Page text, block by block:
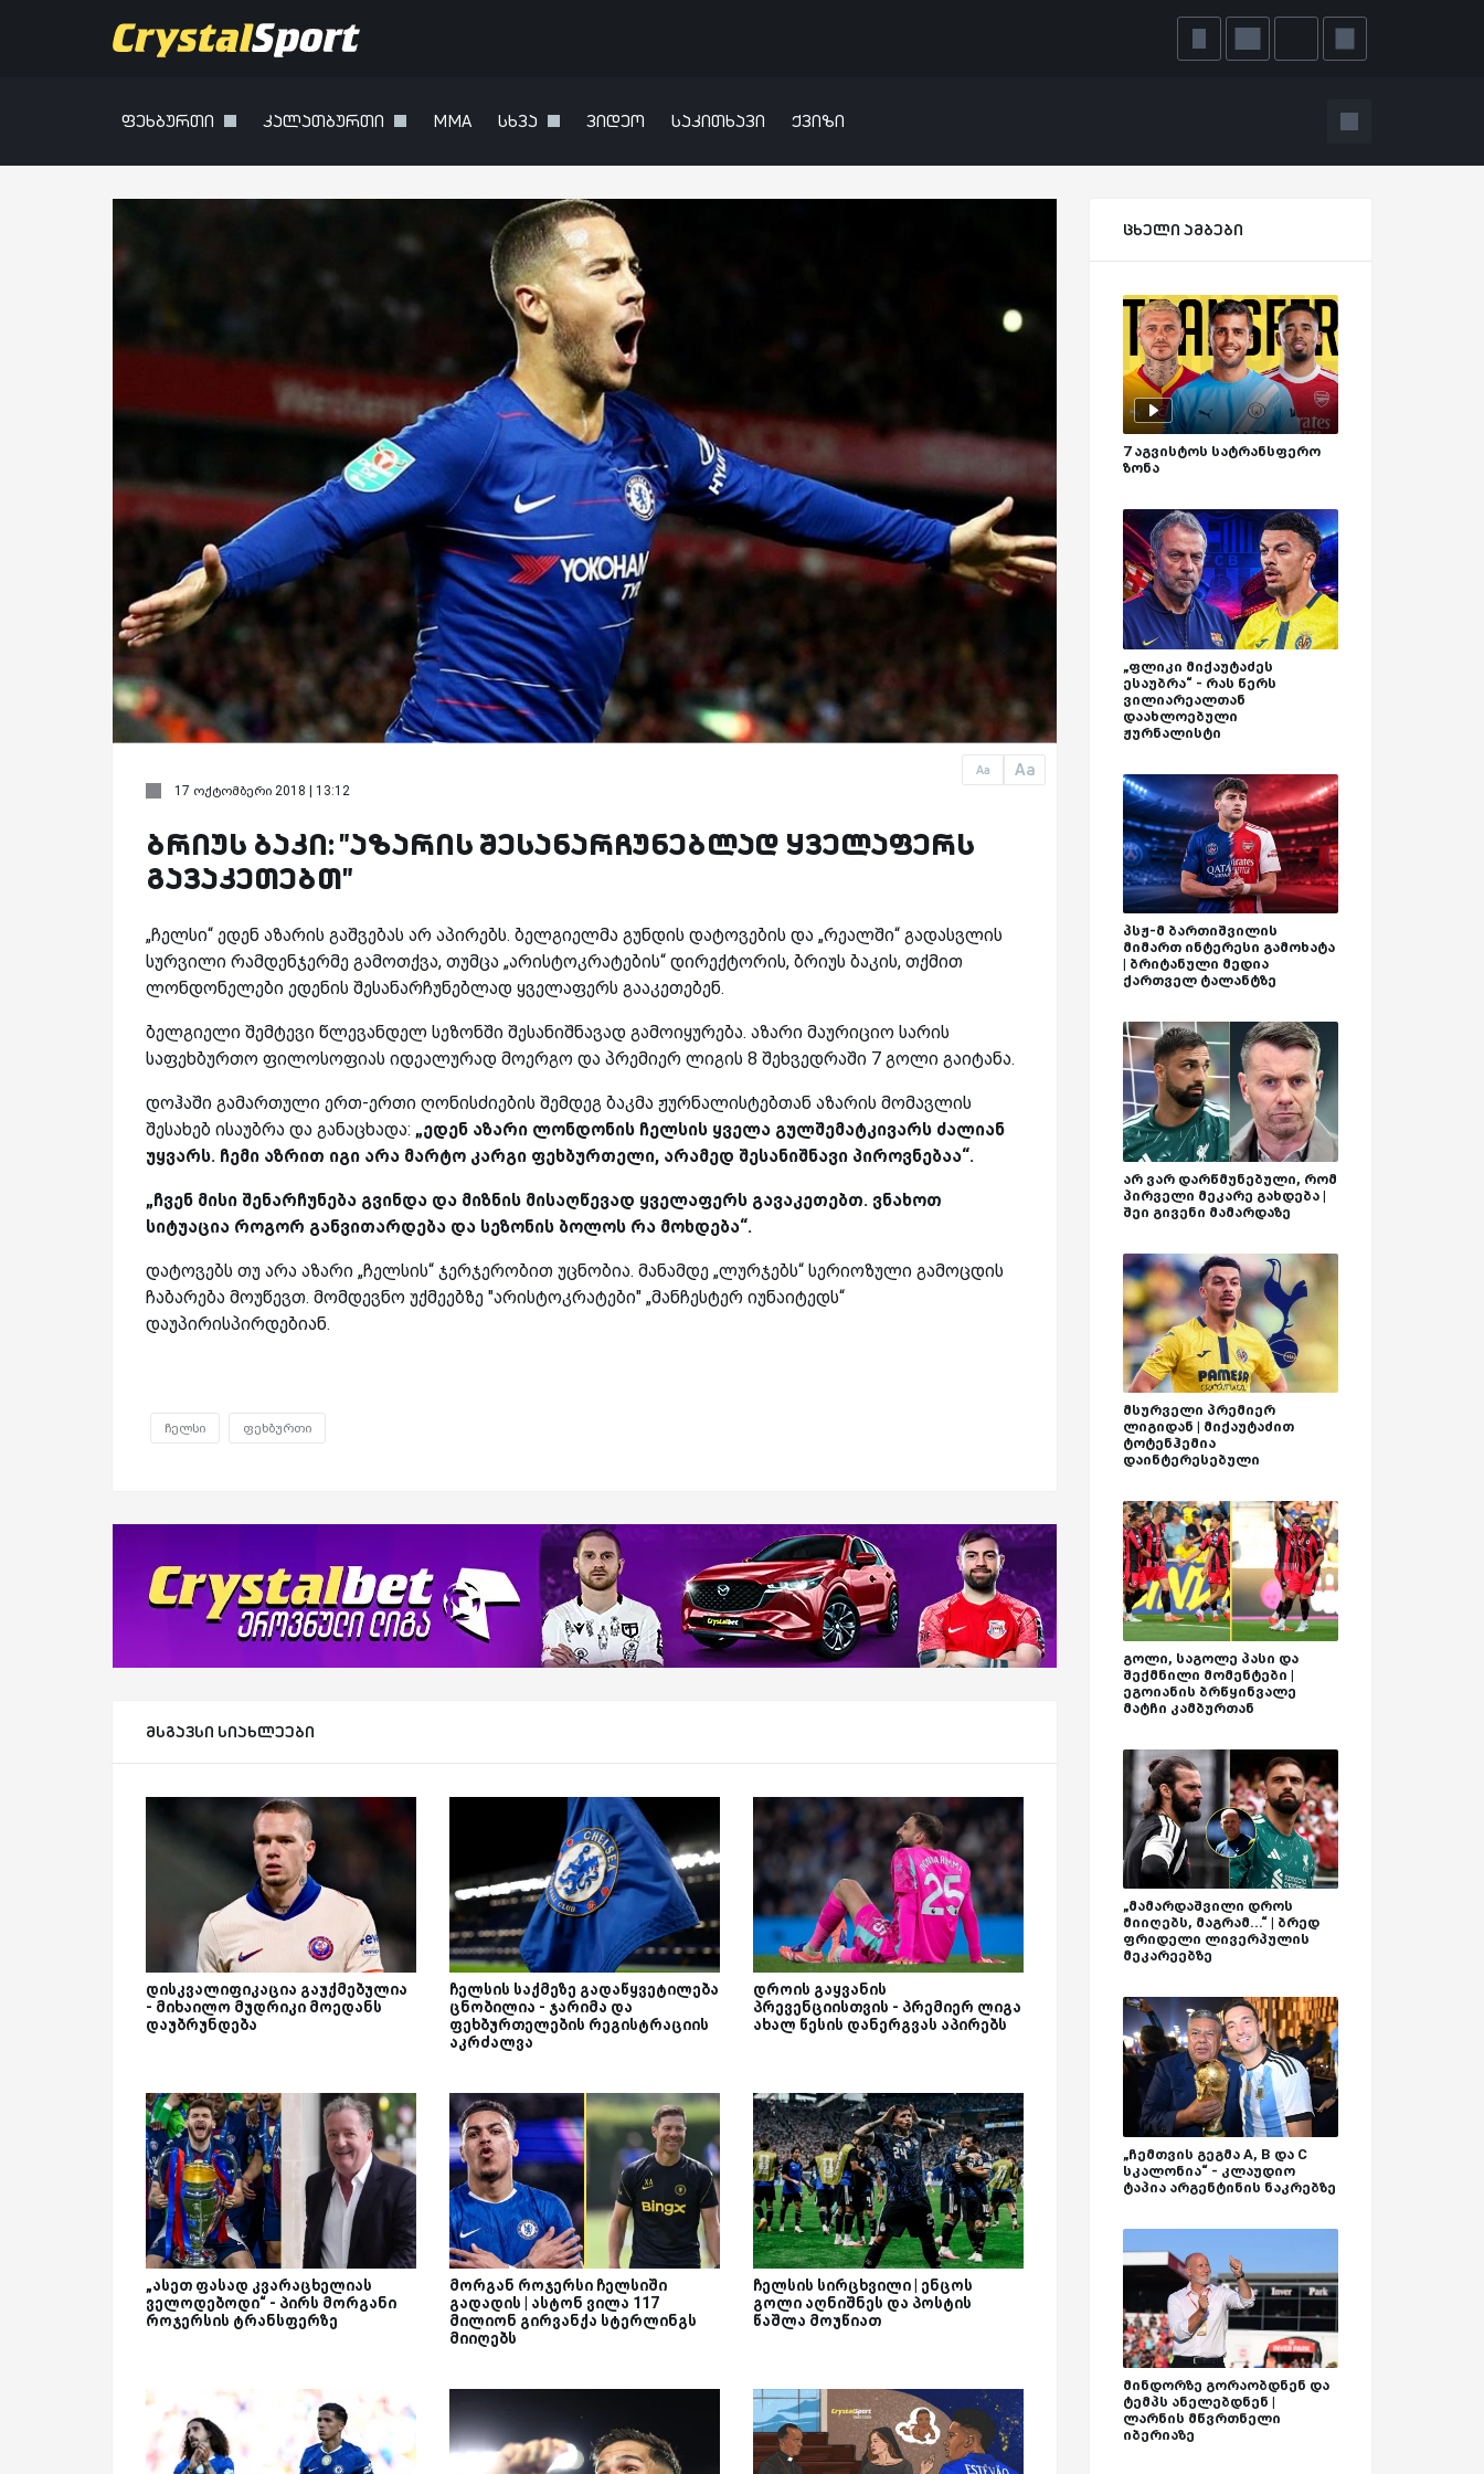
ფეხბურთი კალათბურთი MMA სხვა ვიდეო საკითხავი ქვიზი
Aa Aa
17 ოქტომბერი 2018 | 13:12
ბრიუს ბაკი: "აზარის შესანარჩუნებლად ყველაფერს
გავაკეთებთ"
„ჩელსი“ ედენ აზარის გაშვებას არ აპირებს. ბელგიელმა გუნდის დატოვების და „რეალში“ გადასვლის
სურვილი რამდენჯერმე გამოთქვა, თუმცა „არისტოკრატების“ დირექტორის, ბრიუს ბაკის, თქმით
ლონდონელები ედენის შესანარჩუნებლად ყველაფერს გააკეთებენ.
ბელგიელი შემტევი წლევანდელ სეზონში შესანიშნავად გამოიყურება. აზარი მაურიციო სარის
საფეხბურთო ფილოსოფიას იდეალურად მოერგო და პრემიერ ლიგის 8 შეხვედრაში 7 გოლი გაიტანა.
დოჰაში გამართული ერთ-ერთი ღონისძიების შემდეგ ბაკმა ჟურნალისტებთან აზარის მომავლის
შესახებ ისაუბრა და განაცხადა: „ედენ აზარი ლონდონის ჩელსის ყველა გულშემატკივარს ძალიან
უყვარს. ჩემი აზრით იგი არა მარტო კარგი ფეხბურთელი, არამედ შესანიშნავი პიროვნებაა“.
„ჩვენ მისი შენარჩუნება გვინდა და მიზნის მისაღწევად ყველაფერს გავაკეთებთ. ვნახოთ
სიტუაცია როგორ განვითარდება და სეზონის ბოლოს რა მოხდება“.
დატოვებს თუ არა აზარი „ჩელსის“ ჯერჯერობით უცნობია. მანამდე „ლურჯებს“ სერიოზული გამოცდის
ჩაბარება მოუწევთ. მომდევნო უქმეებზე "არისტოკრატები" „მანჩესტერ იუნაიტედს“
დაუპირისპირდებიან.
ჩელსი ფეხბურთი
მსგავსი სიახლეები
დისკვალიფიკაცია გაუქმებულია
- მიხაილო მუდრიკი მოედანს
დაუბრუნდება
ჩელსის საქმეზე გადაწყვეტილება
ცნობილია - ჯარიმა და
ფეხბურთელების რეგისტრაციის
აკრძალვა
დროის გაყვანის
პრევენციისთვის - პრემიერ ლიგა
ახალ წესის დანერგვას აპირებს
„ასეთ ფასად კვარაცხელიას
ველოდებოდი“ - პირს მორგანი
როჯერსის ტრანსფერზე
მორგან როჯერსი ჩელსიში
გადადის | ასტონ ვილა 117
მილიონ გირვანქა სტერლინგს
მიიღებს
ჩელსის სირცხვილი | ენცოს
გოლი აღნიშნეს და პოსტის
წაშლა მოუწიათ
ცხელი ამბები
7 აგვისტოს სატრანსფერო
ზონა
„ფლიკი მიქაუტაძეს
ესაუბრა“ - რას წერს
ვილიარეალთან
დაახლოებული
ჟურნალისტი
პსჟ-მ ბართიშვილის
მიმართ ინტერესი გამოხატა
| ბრიტანული მედია
ქართველ ტალანტზე
არ ვარ დარწმუნებული, რომ
პირველი მეკარე გახდება |
შეი გივენი მამარდაზე
მსურველი პრემიერ
ლიგიდან | მიქაუტაძით
ტოტენჰემია
დაინტერესებული
გოლი, საგოლე პასი და
შექმნილი მომენტები |
ეგოიანის ბრწყინვალე
მატჩი კამბურთან
„მამარდაშვილი დროს
მიიღებს, მაგრამ...“ | ბრედ
ფრიდელი ლივერპულის
მეკარეებზე
„ჩემთვის გეგმა A, B და C
სკალონია“ - კლაუდიო
ტაპია არგენტინის ნაკრებზე
მინდორზე გორაობდნენ და
ტემპს ანელებდნენ |
ლარნის მწვრთნელი
იბერიაზე